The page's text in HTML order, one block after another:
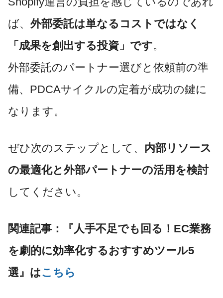
ば、 外部委託は単なるコストではなく
「成果を創出する投資」です。
外部委託のパートナー選びと依頼前の準
備、PDCAサイクルの定着が成功の鍵に
なります。
ぜひ次のステップとして、 内部リソース
の最適化と外部パートナーの活用を検討
してください。
関連記事：『人手不足でも回る！EC業務
を劇的に効率化するおすすめツール5
選』はこちら